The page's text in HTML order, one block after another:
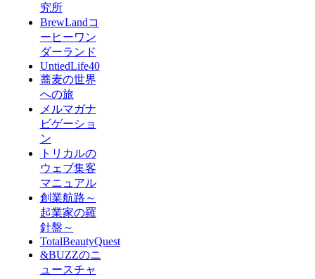
究所
BrewLandコ
ーヒーワン
ダーランド
UntiedLife40
蕎麦の世界
への旅
メルマガナ
ビゲーショ
ン
トリカルの
ウェブ集客
マニュアル
創業航路～
起業家の羅
針盤～
TotalBeautyQuest
&BUZZのニ
ュースチャ